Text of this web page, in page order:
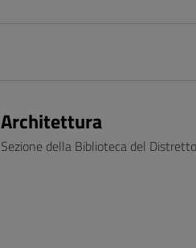
Architettura
Sezione della Biblioteca del